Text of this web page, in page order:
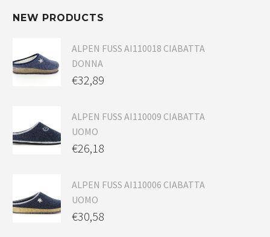
NEW PRODUCTS
ALPEN FUSS AI110018 CIABATTA
DONNA
€32,89
ALPEN FUSS AI110009 CIABATTA
UOMO
€26,18
ALPEN FUSS AI110006 CIABATTA
UOMO
€30,58